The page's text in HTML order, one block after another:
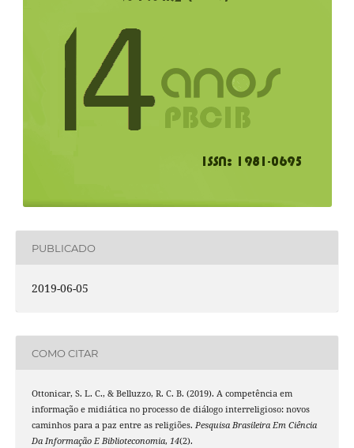
PUBLICADO
2019-06-05
COMO CITAR
Ottonicar, S. L. C., & Belluzzo, R. C. B. (2019). A competência em
informação e midiática no processo de diálogo interreligioso: novos
caminhos para a paz entre as religiões. Pesquisa Brasileira Em Ciência
Da Informação E Biblioteconomia, 14(2).